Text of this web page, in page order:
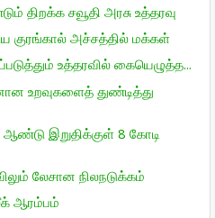
திறக்க சவூதி அரசு உத்தரவு
குரங்கால் அச்சத்தில் மக்கள்
உத்தரவில் கையெழுத்த...
உறவுகளைத் துண்டித்து
இறுதிக்குள் 8 கோடி
லேசான நிலநடுக்கம்
ஆரம்பம்